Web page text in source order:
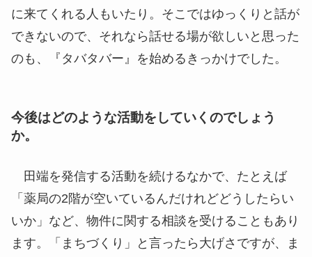
に来てくれる人もいたり。そこではゆっくりと話が
できないので、それなら話せる場が欲しいと思った
のも、『タバタバー』を始めるきっかけでした。
今後はどのような活動をしていくのでしょう
か。
田端を発信する活動を続けるなかで、たとえば
「薬局の2階が空いているんだけれどどうしたらい
いか」など、物件に関する相談を受けることもあり
ます。「まちづくり」と言ったら大げさですが、ま